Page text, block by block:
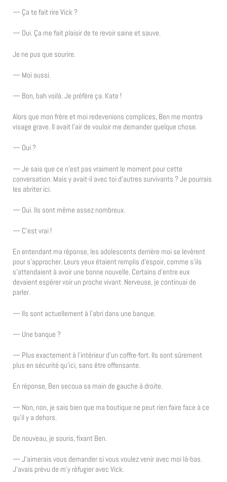
— Ça te fait rire Vick ?
— Oui. Ça me fait plaisir de te revoir saine et sauve.
Je ne pus que sourire.
— Moi aussi.
— Bon, bah voilà. Je préfère ça. Kate !
Alors que mon frère et moi redevenions complices, Ben me montra
visage grave. Il avait l’air de vouloir me demander quelque chose.
— Oui ?
— Je sais que ce n’est pas vraiment le moment pour cette
conversation. Mais y avait-il avec toi d’autres survivants ? Je pourrais
les abriter ici.
— Oui. Ils sont même assez nombreux.
— C’est vrai !
En entendant ma réponse, les adolescents derrière moi se levèrent
pour s’approcher. Leurs yeux étaient remplis d’espoir, comme s’ils
s’attendaient à avoir une bonne nouvelle. Certains d’entre eux
devaient espérer voir un proche vivant. Nerveuse, je continuai de
parler.
— Ils sont actuellement à l’abri dans une banque.
— Une banque ?
— Plus exactement à l’intérieur d’un coffre-fort. Ils sont sûrement
plus en sécurité qu’ici, sans être offensante.
En réponse, Ben secoua sa main de gauche à droite.
— Non, non, je sais bien que ma boutique ne peut rien faire face à ce
qu’il y a dehors.
De nouveau, je souris, fixant Ben.
— J’aimerais vous demander si vous voulez venir avec moi là-bas.
J’avais prévu de m’y réfugier avec Vick.